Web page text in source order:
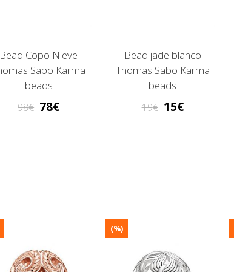
Bead Copo Nieve
Sabo Karma
beads
98 78
Bead jade blanco
Thomas Sabo Karma
beads
19 15
(%)